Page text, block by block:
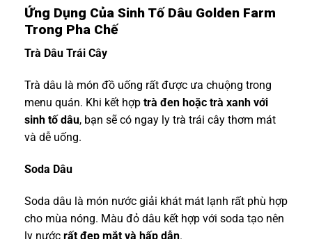
Ứng Dụng Của Sinh Tố Dâu Golden Farm
Trong Pha Chế
Trà Dâu Trái Cây
Trà dâu là món đồ uống rất được ưa chuộng trong
menu quán. Khi kết hợp trà đen hoặc trà xanh với
sinh tố dâu, bạn sẽ có ngay ly trà trái cây thơm mát
và dễ uống.
Soda Dâu
Soda dâu là món nước giải khát mát lạnh rất phù hợp
cho mùa nóng. Màu đỏ dâu kết hợp với soda tạo nên
ly nước rất đẹp mắt và hấp dẫn.